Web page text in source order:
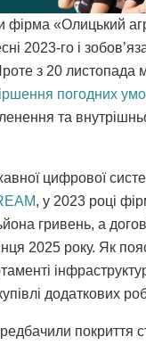
фірма «Олицький
2023-го і
з 20 листопада
погодних
та
цифрової
, у 2023 році
гривень, а
2025 року. Як
додаткових
покриття